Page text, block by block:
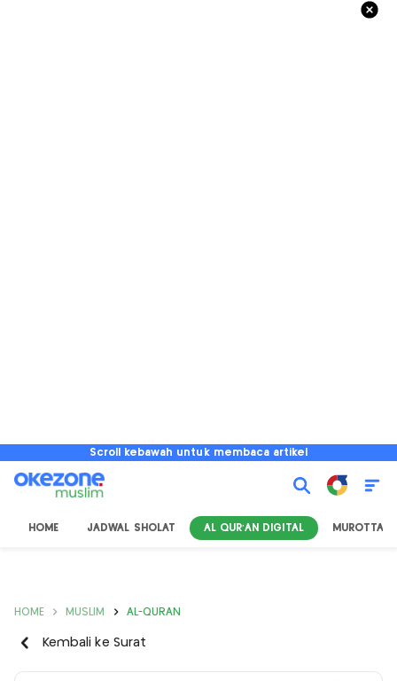
Scroll kebawah untuk membaca artikel
HOME JADWAL SHOLAT AL QUR'AN DIGITAL MUROTTAL
HOME MUSLIM AL-QURAN
Kembali ke Surat